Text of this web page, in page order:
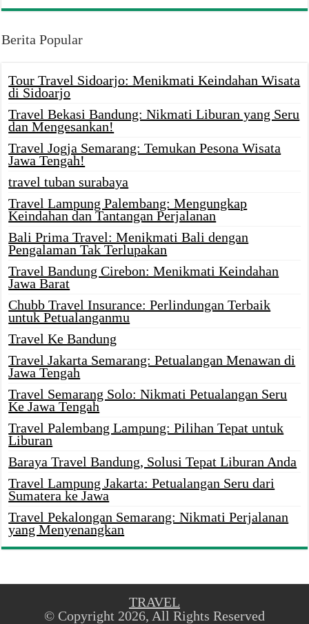
Berita Popular
Tour Travel Sidoarjo: Menikmati Keindahan Wisata
di Sidoarjo
Travel Bekasi Bandung: Nikmati Liburan yang Seru
dan Mengesankan!
Travel Jogja Semarang: Temukan Pesona Wisata
Jawa Tengah!
travel tuban surabaya
Travel Lampung Palembang: Mengungkap
Keindahan dan Tantangan Perjalanan
Bali Prima Travel: Menikmati Bali dengan
Pengalaman Tak Terlupakan
Travel Bandung Cirebon: Menikmati Keindahan
Jawa Barat
Chubb Travel Insurance: Perlindungan Terbaik
untuk Petualanganmu
Travel Ke Bandung
Travel Jakarta Semarang: Petualangan Menawan di
Jawa Tengah
Travel Semarang Solo: Nikmati Petualangan Seru
Ke Jawa Tengah
Travel Palembang Lampung: Pilihan Tepat untuk
Liburan
Baraya Travel Bandung, Solusi Tepat Liburan Anda
Travel Lampung Jakarta: Petualangan Seru dari
Sumatera ke Jawa
Travel Pekalongan Semarang: Nikmati Perjalanan
yang Menyenangkan
TRAVEL
© Copyright 2026, All Rights Reserved